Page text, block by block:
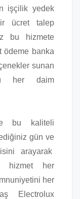
işçilik yedek
ücret talep
bu hizmete
ödeme banka
sunan
her daim
bu kaliteli
gün ve
arayarak
hizmet her
her
Electrolux